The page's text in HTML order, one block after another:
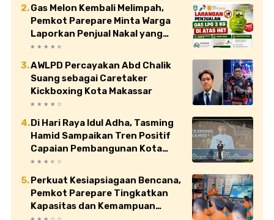
Gas Melon Kembali Melimpah,
Pemkot Parepare Minta Warga
Laporkan Penjual Nakal yang
Jual di Atas HET
AWLPD Percayakan Abd Chalik
Suang sebagai Caretaker
Kickboxing Kota Makassar
Di Hari Raya Idul Adha, Tasming
Hamid Sampaikan Tren Positif
Capaian Pembangunan Kota
Parepare
Perkuat Kesiapsiagaan Bencana,
Pemkot Parepare Tingkatkan
Kapasitas dan Kemampuan